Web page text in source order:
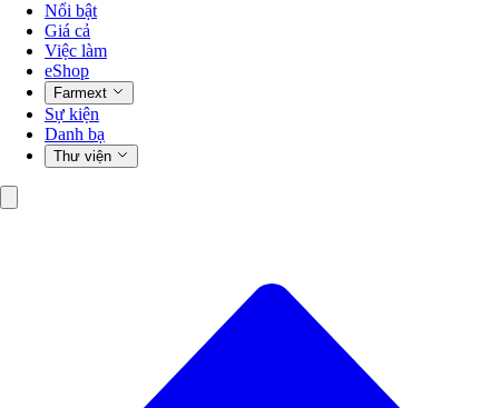
Nổi bật
Giá cả
Việc làm
eShop
Farmext
Sự kiện
Danh bạ
Thư viện